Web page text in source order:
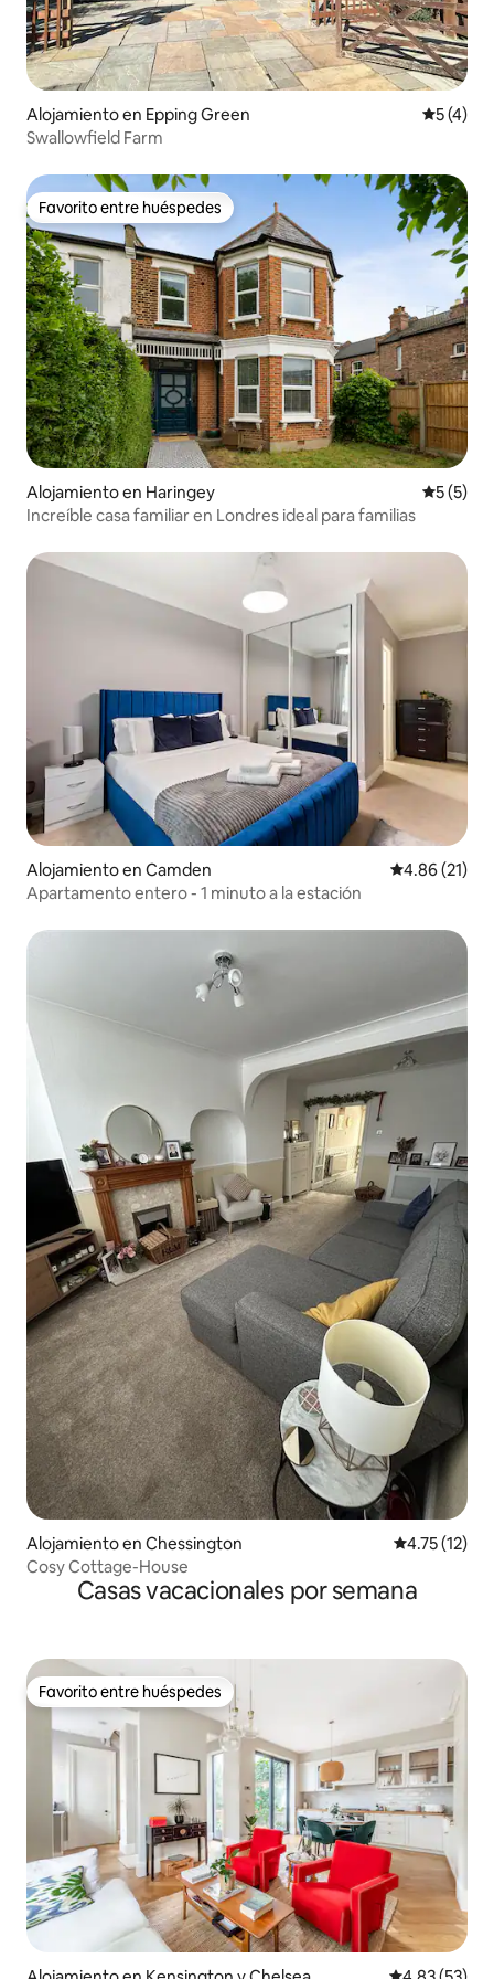
Alojamiento en Epping Green
5 (4)
Swallowfield Farm
Favorito entre huéspedes
Favorito entre huéspedes
Alojamiento en Haringey
5 (5)
Increíble casa familiar en Londres ideal para familias
Alojamiento en Camden Calificación
4.86 (21)
Apartamento entero - 1 minuto a la estación
Alojamiento en Chessington Calificación
4.75 (12)
Cosy Cottage-House
Casas vacacionales por semana
Favorito entre huéspedes
Favorito entre huéspedes